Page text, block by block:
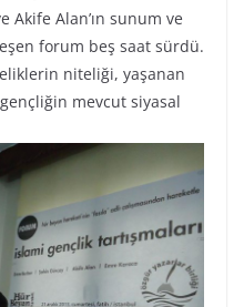
Akife Alan’ın sunum ve
forum beş saat sürdü.
niteliği, yaşanan
mevcut siyasal